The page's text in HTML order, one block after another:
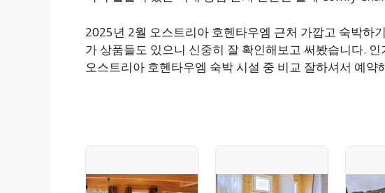
2025년 2월 오스트리아 호헨타우엠 근처 가깝고 숙박하
가 상품들도 있으니 신중히 잘 확인해보고 써봤습니다.
오스트리아 호헨타우엠 숙박 시설 중 비교 잘하셔서 예약